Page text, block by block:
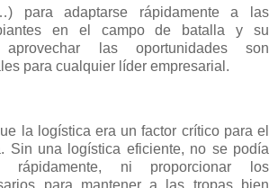
para adaptarse rápidamente a las
en el campo de batalla y su
las oportunidades son
para cualquier líder empresarial.
la logística era un factor crítico para el
Sin una logística eficiente, no se podía
rápidamente, ni proporcionar los